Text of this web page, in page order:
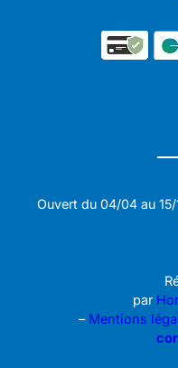
Ouvert du 04/04 au
par
– Mentions